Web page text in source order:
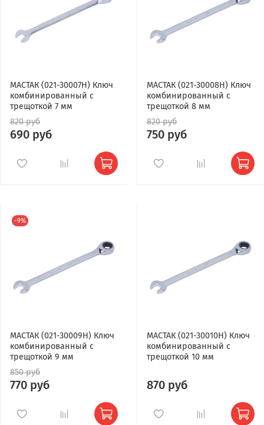
МАСТАК (021-30007H) Ключ
комбинированный с
трещоткой 7 мм
820 руб
690 руб
МАСТАК (021-30008H) Ключ
комбинированный с
трещоткой 8 мм
820 руб
750 руб
-9%
МАСТАК (021-30009H) Ключ
комбинированный с
трещоткой 9 мм
850 руб
770 руб
МАСТАК (021-30010H) Ключ
комбинированный с
трещоткой 10 мм
870 руб